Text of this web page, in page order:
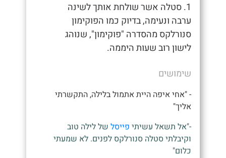
1. סטלה אשר שולחת אותך לשינה
ערבה ונעימה, בדיוק כמו הפוקימון
סנורלקס מהסדרה "פוקימון", שנוהג
לישון רוב שעות היממה.
שימושים
- "אחי איפה היית אתמול בלילה, התקשרתי
אליך"
-"אל תשאל עשיתי פייסל של לילה טוב
וקיבלתי סטלה סנורלקס לפנים. לא שמעתי
כלום"